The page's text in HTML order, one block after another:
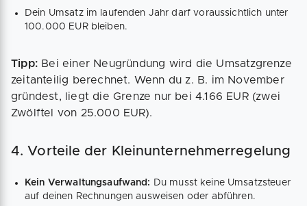
Dein Umsatz im laufenden Jahr darf voraussichtlich unter
100.000 EUR bleiben.
Tipp: Bei einer Neugründung wird die Umsatzgrenze
zeitanteilig berechnet. Wenn du z. B. im November
gründest, liegt die Grenze nur bei 4.166 EUR (zwei
Zwölftel von 25.000 EUR).
4. Vorteile der Kleinunternehmerregelung
Kein Verwaltungsaufwand: Du musst keine Umsatzsteuer
auf deinen Rechnungen ausweisen oder abführen.